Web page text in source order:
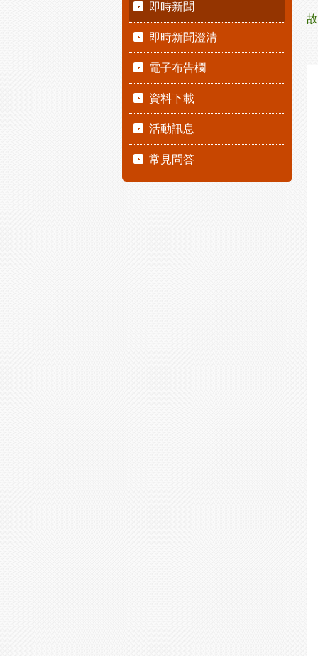
即時新聞
即時新聞澄清
電子布告欄
資料下載
活動訊息
常見問答